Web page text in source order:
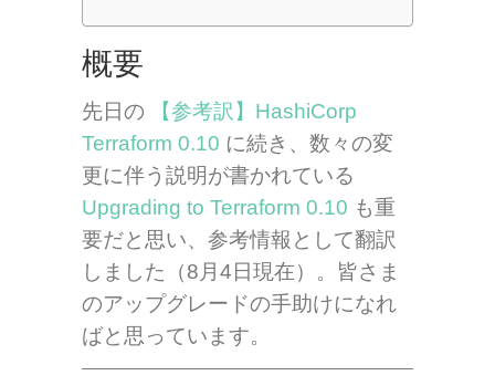
概要
先日の
【参考訳】HashiCorp
Terraform 0.10 に続き、数々の変
更に伴う説明が書かれている
Upgrading to Terraform 0.10 も重
要だと思い、参考情報として翻訳
しました（8月4日現在）。皆さま
のアップグレードの手助けになれ
ばと思っています。